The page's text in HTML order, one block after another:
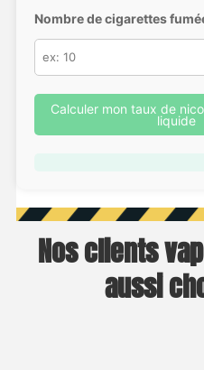
Nombre de cigarettes
Calculer mon taux de
liquide
Nos clients
aussi